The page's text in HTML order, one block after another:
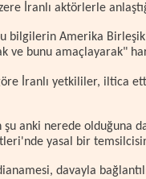
İranlı aktörlerle
bilgilerin Amerika
ve bunu amaçlayarak"
İranlı yetkililer, iltica
anki nerede olduğuna
yasal bir
davayla